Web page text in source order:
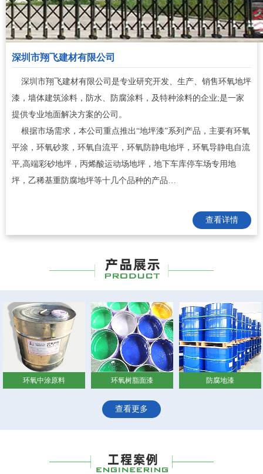
深圳市翔飞建材有限公司
深圳市翔飞建材有限公司是专业研究开发、生产、销售环氧地坪
漆，墙体建筑涂料，防水、防腐涂料，及特种涂料的企业;是一家
提供专业地面解决方案的公司。
根据市场需求，本公司重点推出“地坪漆”系列产品，主要有环氧
平涂，环氧砂浆，环氧自流平，环氧防静电地坪，环氧导静电自流
平,高端彩砂地坪，丙烯酸运动场地坪，地下车库停车场专用地
坪，乙稀基重防腐地坪等十几个品种的产品…
查看详情
环氧树脂面漆 防腐地漆 防腐色浆
查看更多